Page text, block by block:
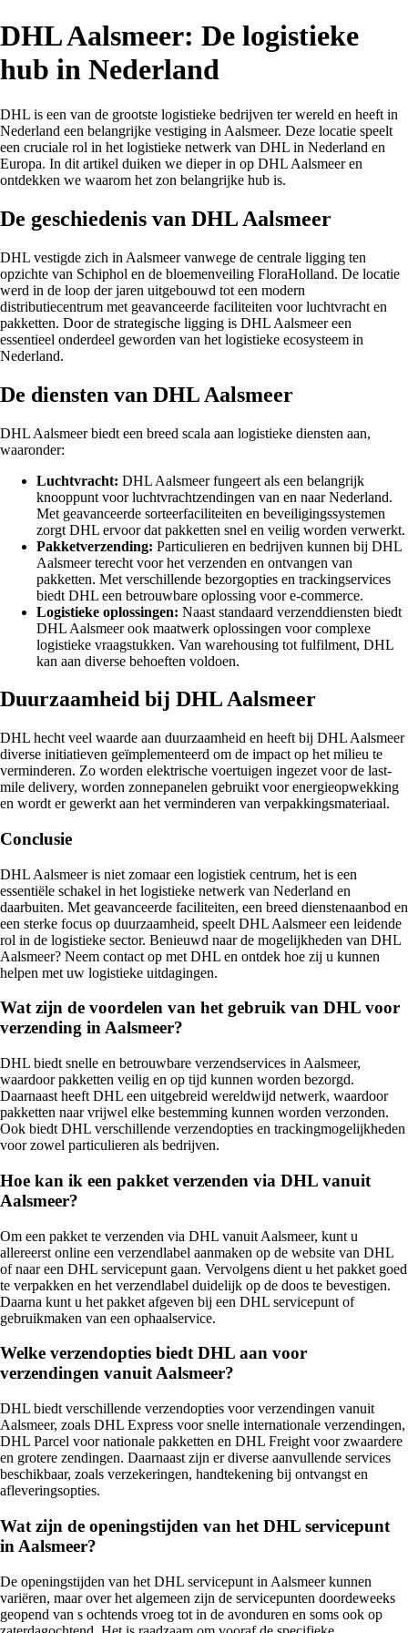
DHL Aalsmeer: De logistieke
hub in Nederland
DHL is een van de grootste logistieke bedrijven ter wereld en heeft in
Nederland een belangrijke vestiging in Aalsmeer. Deze locatie speelt
een cruciale rol in het logistieke netwerk van DHL in Nederland en
Europa. In dit artikel duiken we dieper in op DHL Aalsmeer en
ontdekken we waarom het zon belangrijke hub is.
De geschiedenis van DHL Aalsmeer
DHL vestigde zich in Aalsmeer vanwege de centrale ligging ten
opzichte van Schiphol en de bloemenveiling FloraHolland. De locatie
werd in de loop der jaren uitgebouwd tot een modern
distributiecentrum met geavanceerde faciliteiten voor luchtvracht en
pakketten. Door de strategische ligging is DHL Aalsmeer een
essentieel onderdeel geworden van het logistieke ecosysteem in
Nederland.
De diensten van DHL Aalsmeer
DHL Aalsmeer biedt een breed scala aan logistieke diensten aan,
waaronder:
Luchtvracht: DHL Aalsmeer fungeert als een belangrijk
knooppunt voor luchtvrachtzendingen van en naar Nederland.
Met geavanceerde sorteerfaciliteiten en beveiligingssystemen
zorgt DHL ervoor dat pakketten snel en veilig worden verwerkt.
Pakketverzending: Particulieren en bedrijven kunnen bij DHL
Aalsmeer terecht voor het verzenden en ontvangen van
pakketten. Met verschillende bezorgopties en trackingservices
biedt DHL een betrouwbare oplossing voor e-commerce.
Logistieke oplossingen: Naast standaard verzenddiensten biedt
DHL Aalsmeer ook maatwerk oplossingen voor complexe
logistieke vraagstukken. Van warehousing tot fulfilment, DHL
kan aan diverse behoeften voldoen.
Duurzaamheid bij DHL Aalsmeer
DHL hecht veel waarde aan duurzaamheid en heeft bij DHL Aalsmeer
diverse initiatieven geïmplementeerd om de impact op het milieu te
verminderen. Zo worden elektrische voertuigen ingezet voor de last-
mile delivery, worden zonnepanelen gebruikt voor energieopwekking
en wordt er gewerkt aan het verminderen van verpakkingsmateriaal.
Conclusie
DHL Aalsmeer is niet zomaar een logistiek centrum, het is een
essentiële schakel in het logistieke netwerk van Nederland en
daarbuiten. Met geavanceerde faciliteiten, een breed dienstenaanbod en
een sterke focus op duurzaamheid, speelt DHL Aalsmeer een leidende
rol in de logistieke sector. Benieuwd naar de mogelijkheden van DHL
Aalsmeer? Neem contact op met DHL en ontdek hoe zij u kunnen
helpen met uw logistieke uitdagingen.
Wat zijn de voordelen van het gebruik van DHL voor
verzending in Aalsmeer?
DHL biedt snelle en betrouwbare verzendservices in Aalsmeer,
waardoor pakketten veilig en op tijd kunnen worden bezorgd.
Daarnaast heeft DHL een uitgebreid wereldwijd netwerk, waardoor
pakketten naar vrijwel elke bestemming kunnen worden verzonden.
Ook biedt DHL verschillende verzendopties en trackingmogelijkheden
voor zowel particulieren als bedrijven.
Hoe kan ik een pakket verzenden via DHL vanuit
Aalsmeer?
Om een pakket te verzenden via DHL vanuit Aalsmeer, kunt u
allereerst online een verzendlabel aanmaken op de website van DHL
of naar een DHL servicepunt gaan. Vervolgens dient u het pakket goed
te verpakken en het verzendlabel duidelijk op de doos te bevestigen.
Daarna kunt u het pakket afgeven bij een DHL servicepunt of
gebruikmaken van een ophaalservice.
Welke verzendopties biedt DHL aan voor
verzendingen vanuit Aalsmeer?
DHL biedt verschillende verzendopties voor verzendingen vanuit
Aalsmeer, zoals DHL Express voor snelle internationale verzendingen,
DHL Parcel voor nationale pakketten en DHL Freight voor zwaardere
en grotere zendingen. Daarnaast zijn er diverse aanvullende services
beschikbaar, zoals verzekeringen, handtekening bij ontvangst en
afleveringsopties.
Wat zijn de openingstijden van het DHL servicepunt
in Aalsmeer?
De openingstijden van het DHL servicepunt in Aalsmeer kunnen
variëren, maar over het algemeen zijn de servicepunten doordeweeks
geopend van s ochtends vroeg tot in de avonduren en soms ook op